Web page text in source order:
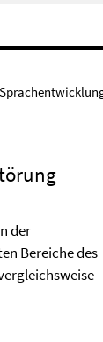
der
Bereiche des